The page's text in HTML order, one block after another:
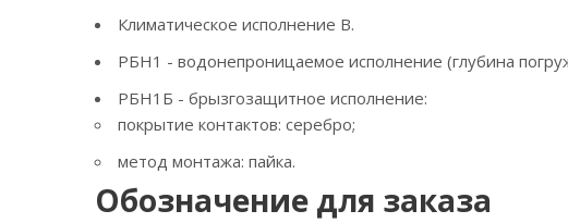
Климатическое исполнение B.
РБН1 - водонепроницаемое исполнение (глубина
РБН1Б - брызгозащитное исполнение:
покрытие контактов: серебро;
метод монтажа: пайка.
Обозначение для заказа